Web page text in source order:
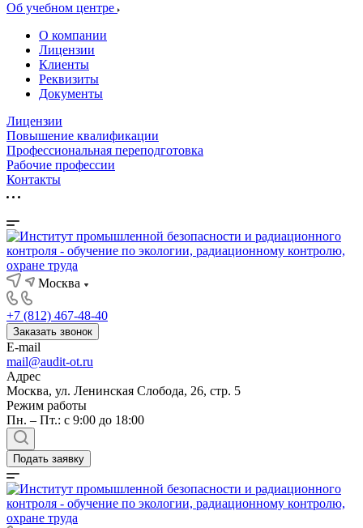
Об учебном центре
О компании
Лицензии
Клиенты
Реквизиты
Документы
Лицензии
Повышение квалификации
Профессиональная переподготовка
Рабочие профессии
Контакты
Москва
+7 (812) 467-48-40
Заказать звонок
E-mail
mail@audit-ot.ru
Адрес
Москва, ул. Ленинская Слобода, 26, стр. 5
Режим работы
Пн. – Пт.: с 9:00 до 18:00
Подать заявку